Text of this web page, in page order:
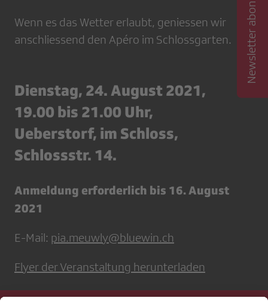
Wenn es das Wetter erlaubt, geniessen wir
anschliessend den Apéro im Schlossgarten.
Dienstag, 24. August 2021,
19.00 bis 21.00 Uhr,
Ueberstorf, im Schloss,
Schlossstr. 14.
Anmeldung erforderlich bis 16. August
2021
E-Mail: pia.meuwly@bluewin.ch
Flyer der Veranstaltung herunterladen
Newsletter abonnieren